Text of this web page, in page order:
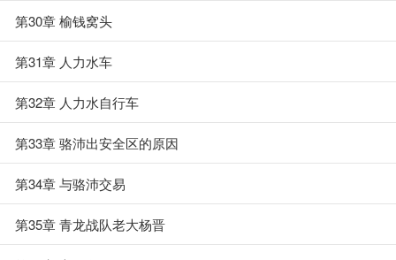
第30章 榆钱窝头
第31章 人力水车
第32章 人力水自行车
第33章 骆沛出安全区的原因
第34章 与骆沛交易
第35章 青龙战队老大杨晋